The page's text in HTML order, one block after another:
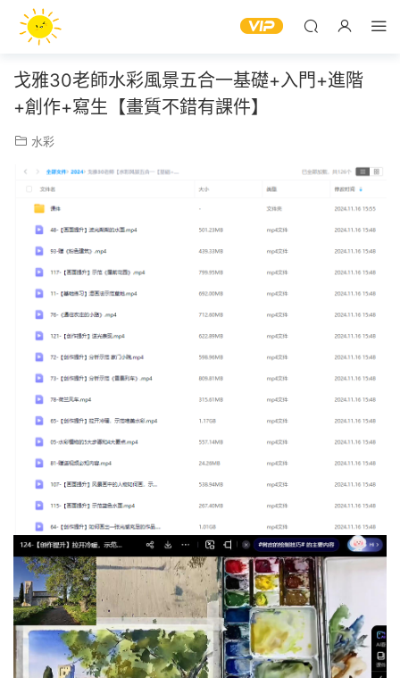
戈雅30老師水彩風景五合一基礎+入門+進階
+創作+寫生【畫質不錯有課件】
水彩